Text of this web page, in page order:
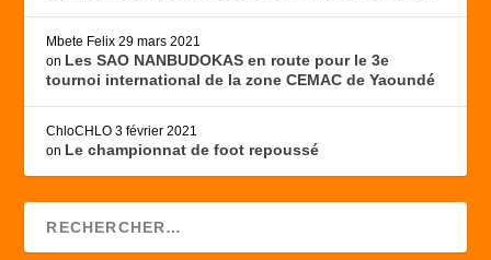
Mbete Felix 29 mars 2021
on Les SAO NANBUDOKAS en route pour le 3e
tournoi international de la zone CEMAC de Yaoundé
ChloCHLO 3 février 2021
on Le championnat de foot repoussé